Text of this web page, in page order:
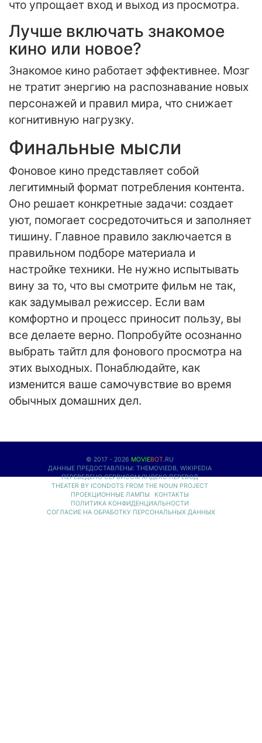
что упрощает вход и выход из просмотра.
Лучше включать знакомое
кино или новое?
Знакомое кино работает эффективнее. Мозг
не тратит энергию на распознавание новых
персонажей и правил мира, что снижает
когнитивную нагрузку.
Финальные мысли
Фоновое кино представляет собой
легитимный формат потребления контента.
Оно решает конкретные задачи: создает
уют, помогает сосредоточиться и заполняет
тишину. Главное правило заключается в
правильном подборе материала и
настройке техники. Не нужно испытывать
вину за то, что вы смотрите фильм не так,
как задумывал режиссер. Если вам
комфортно и процесс приносит пользу, вы
все делаете верно. Попробуйте осознанно
выбрать тайтл для фонового просмотра на
этих выходных. Понаблюдайте, как
изменится ваше самочувствие во время
обычных домашних дел.
© 2017 - 2026 MOVIEBOT.RU
ДАННЫЕ ПРЕДОСТАВЛЕНЫ: THEMOVIEDB, WIKIPEDIA
ПЕРЕВЕДЕНО СЕРВИСОМЯНДЕКС.ПЕРЕВОД
THEATER BY ICONDOTS FROM THE NOUN PROJECT
ПРОЕКЦИОННЫЕ ЛАМПЫ
КОНТАКТЫ
ПОЛИТИКА КОНФИДЕНЦИАЛЬНОСТИ
СОГЛАСИЕ НА ОБРАБОТКУ ПЕРСОНАЛЬНЫХ ДАННЫХ